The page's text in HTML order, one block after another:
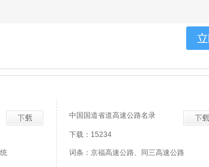
中国国道省道高速公路名录
下载：15234
词条：京福高速公路、同三高速公路